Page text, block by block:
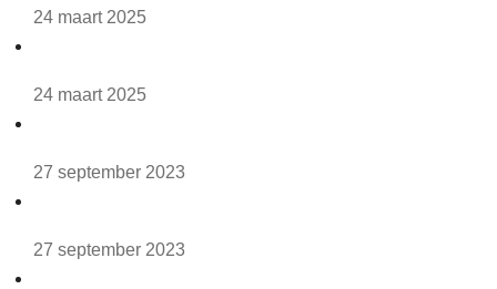
24 maart 2025
24 maart 2025
27 september 2023
27 september 2023